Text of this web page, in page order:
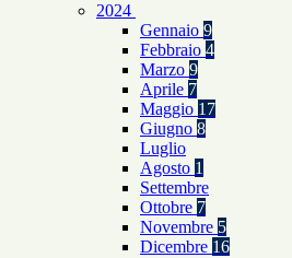
2024
Gennaio 9
Febbraio 4
Marzo 9
Aprile 7
Maggio 17
Giugno 8
Luglio
Agosto 1
Settembre
Ottobre 7
Novembre 5
Dicembre 16